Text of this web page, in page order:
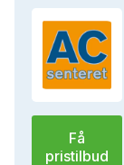
Få
pristilbud